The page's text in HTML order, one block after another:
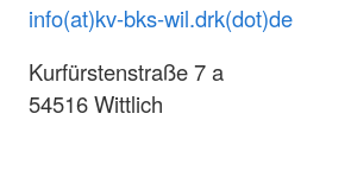
info(at)kv-bks-wil.drk(dot)de
Kurfürstenstraße 7 a
54516 Wittlich